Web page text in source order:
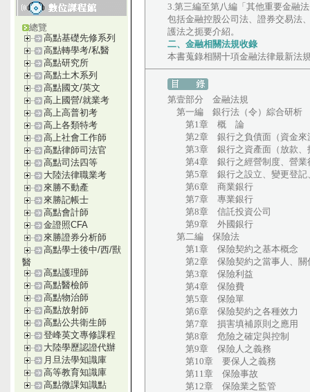
總覽
高點基礎先修系列
高點轉學考/私醫
高點研究所
高點土木系列
高點國文/英文
高上國營/就業考
高上高普初考
高上各類特考
高上社會工作師
高點律師司法官
高點司法四等
大陸法律職業考
來勝不動產
來勝記帳士
高點會計師
金證照CFA
來勝證券分析師
高點學士後中/西/獸
醫
高點護理師
高點醫檢師
高點物治師
高點放射師
高點公共衛生師
登峰英文專修課程
大陸學歷認證代辦
月旦法學知識庫
高等教育知識庫
高點微課知識點
3.第三編至第八編「其他重要金融
包括金融控股公司法、證券交易法
護法之扼要介紹。
二、金融相關法規收錄
本書蒐錄相關十項金融法律最新法
第壹部分 金融法規
第一編 銀行法（令）綜合研析
第1章 概 論
第2章 銀行之負債面（資金來
第3章 銀行之資產面（放款、
第4章 銀行之經營制度、營業
第5章 銀行之設立、變更登記
第6章 商業銀行
第7章 專業銀行
第8章 信託投資公司
第9章 外國銀行
第二編 保險法
第1章 保險契約之基本概念
第2章 保險契約之當事人、關
第3章 保險利益
第4章 保險費
第5章 保險單
第6章 保險契約之各種效力
第7章 損害填補原則之應用
第8章 危險之確定與控制
第9章 保險人之義務
第10章 要保人之義務
第11章 保險事故
第12章 保險業之監管